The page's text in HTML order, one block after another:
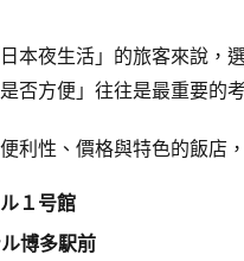
本夜生活」的旅客來說，
否方便」往往是最重要的
利性、價格與特色的飯店
１号館
博多駅前